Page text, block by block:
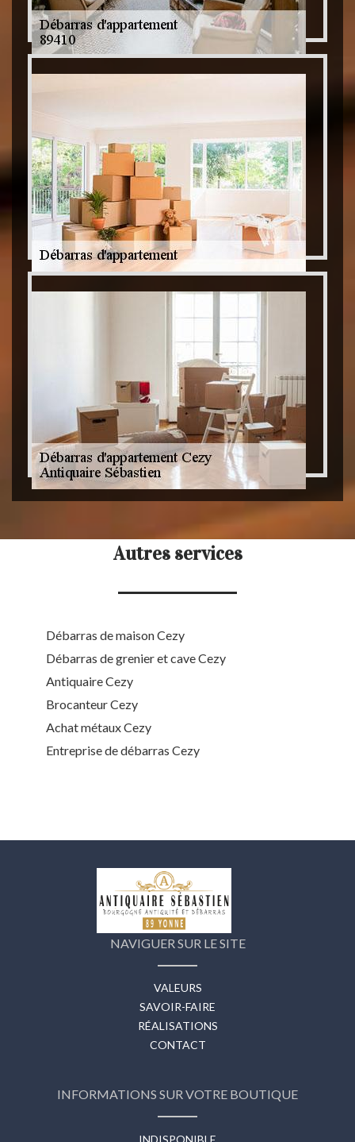
Autres services
Débarras de maison Cezy
Débarras de grenier et cave Cezy
Antiquaire Cezy
Brocanteur Cezy
Achat métaux Cezy
Entreprise de débarras Cezy
NAVIGUER SUR LE SITE
VALEURS
SAVOIR-FAIRE
RÉALISATIONS
CONTACT
INFORMATIONS SUR VOTRE BOUTIQUE
INDISPONIBLE